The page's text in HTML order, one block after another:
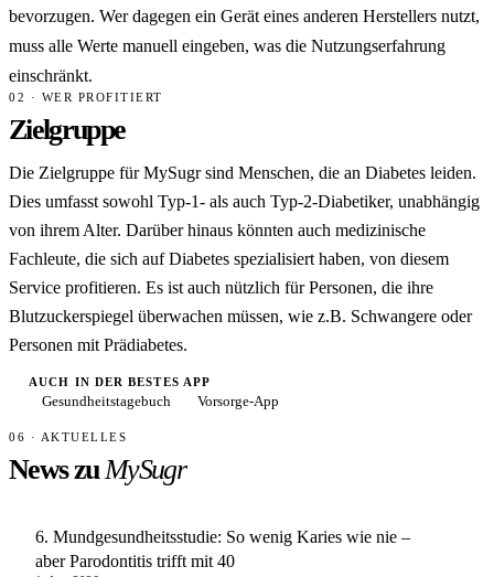
bevorzugen. Wer dagegen ein Gerät eines anderen Herstellers nutzt,
muss alle Werte manuell eingeben, was die Nutzungserfahrung
einschränkt.
02 · WER PROFITIERT
Zielgruppe
Die Zielgruppe für MySugr sind Menschen, die an Diabetes leiden.
Dies umfasst sowohl Typ-1- als auch Typ-2-Diabetiker, unabhängig
von ihrem Alter. Darüber hinaus könnten auch medizinische
Fachleute, die sich auf Diabetes spezialisiert haben, von diesem
Service profitieren. Es ist auch nützlich für Personen, die ihre
Blutzuckerspiegel überwachen müssen, wie z.B. Schwangere oder
Personen mit Prädiabetes.
AUCH IN DER BESTES APP
Gesundheitstagebuch Vorsorge-App
06 · AKTUELLES
News zuMySugr
6. Mundgesundheitsstudie: So wenig Karies wie nie –
aber Parodontitis trifft mit 40